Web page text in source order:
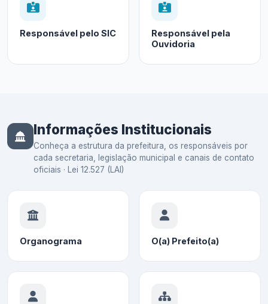
Responsável pelo SIC
Responsável pela
Ouvidoria
Informações Institucionais
Conheça a estrutura da prefeitura, os responsáveis por
cada secretaria, legislação municipal e canais de contato
oficiais · Lei 12.527 (LAI)
Organograma O(a) Prefeito(a)